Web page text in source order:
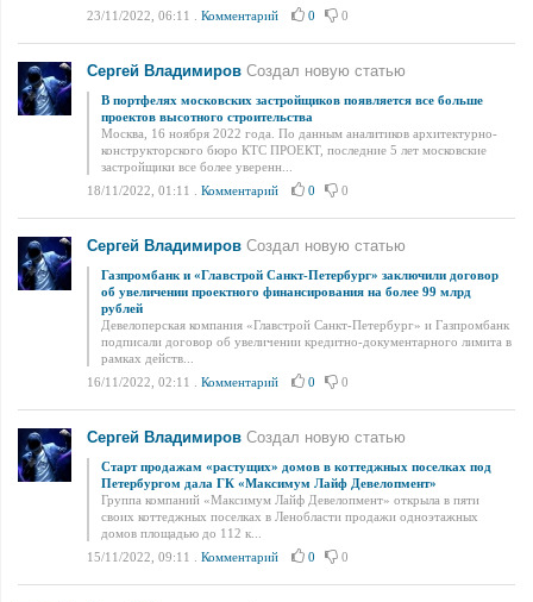
23/11/2022, 06:11 Комментарий 0 0
Сергей Владимиров Создал новую статью
В портфелях московских застройщиков появляется все больше
проектов высотного строительства
Москва, 16 ноября 2022 года. По данным аналитиков архитектурно-
конструкторского бюро КТС ПРОЕКТ, последние 5 лет московские
застройщики все более уверенн...
18/11/2022, 01:11
Комментарий 0 0
Сергей Владимиров Создал новую статью
Газпромбанк и «Главстрой Санкт-Петербург» заключили договор
об увеличении проектного финансирования на более 99 млрд
рублей
Девелоперская компания «Главстрой Санкт-Петербург» и Газпромбанк
подписали договор об увеличении кредитно-документарного лимита в
рамках действ...
16/11/2022, 02:11
Комментарий 0 0
Сергей Владимиров Создал новую статью
Старт продажам «растущих» домов в коттеджных поселках под
Петербургом дала ГК «Максимум Лайф Девелопмент»
Группа компаний «Максимум Лайф Девелопмент» открыла в пяти
своих коттеджных поселках в Ленобласти продажи одноэтажных
домов площадью до 112 к...
15/11/2022, 09:11
Комментарий 0 0